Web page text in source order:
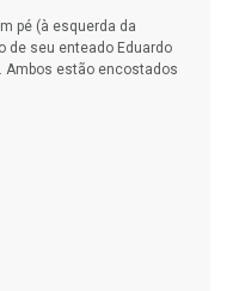
pé (à esquerda da
de seu enteado Eduardo
Ambos estão encostados